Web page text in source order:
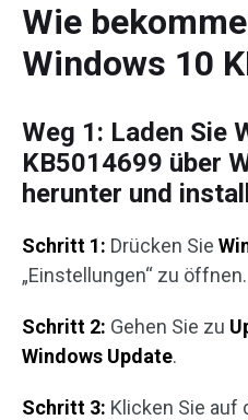
Wie
Windows 10
Weg 1: Laden Sie
KB5014699 über
herunter und
Schritt 1: Drücken Sie
„Einstellungen“ zu öffnen.
Schritt 2: Gehen Sie zu
Windows Update.
Schritt 3: Klicken Sie auf